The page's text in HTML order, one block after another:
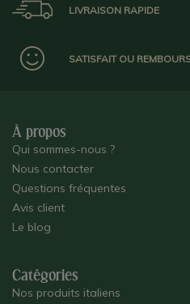
LIVRAISON RAPIDE
SATISFAIT OU
À propos
Qui sommes-nous ?
Nous contacter
Questions fréquentes
Avis client
Le blog
Catégories
Nos produits italiens